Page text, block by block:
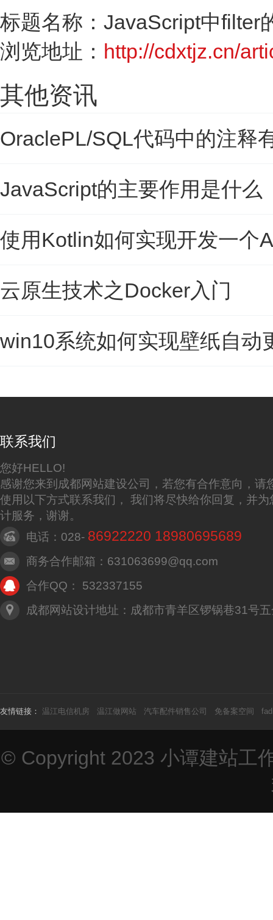
标题名称：JavaScript中filter
浏览地址： http://cdxtjz.cn/
其他资讯
OraclePL/SQL代码中的注释
JavaScript的主要作用是什么
使用Kotlin如何实现开发一个
云原生技术之Docker入门
win10系统如何实现壁纸自动
联系我们
您好HELLO!
感谢您来到成都网站建设公司，若您有合作意向，请
使用以下方式联系我们， 我们将尽快给你回复，并
计服务，谢谢。
电话：028- 86922220 18980695689
商务合作邮箱：631063699@qq.com
合作QQ： 532337155
成都网站设计地址：成都市青羊区锣锅巷31号
友情链接： 温江电信机房 温江做网站 汽车配件销售公司 免备案空间
© Copyright 2023 小谭建站工